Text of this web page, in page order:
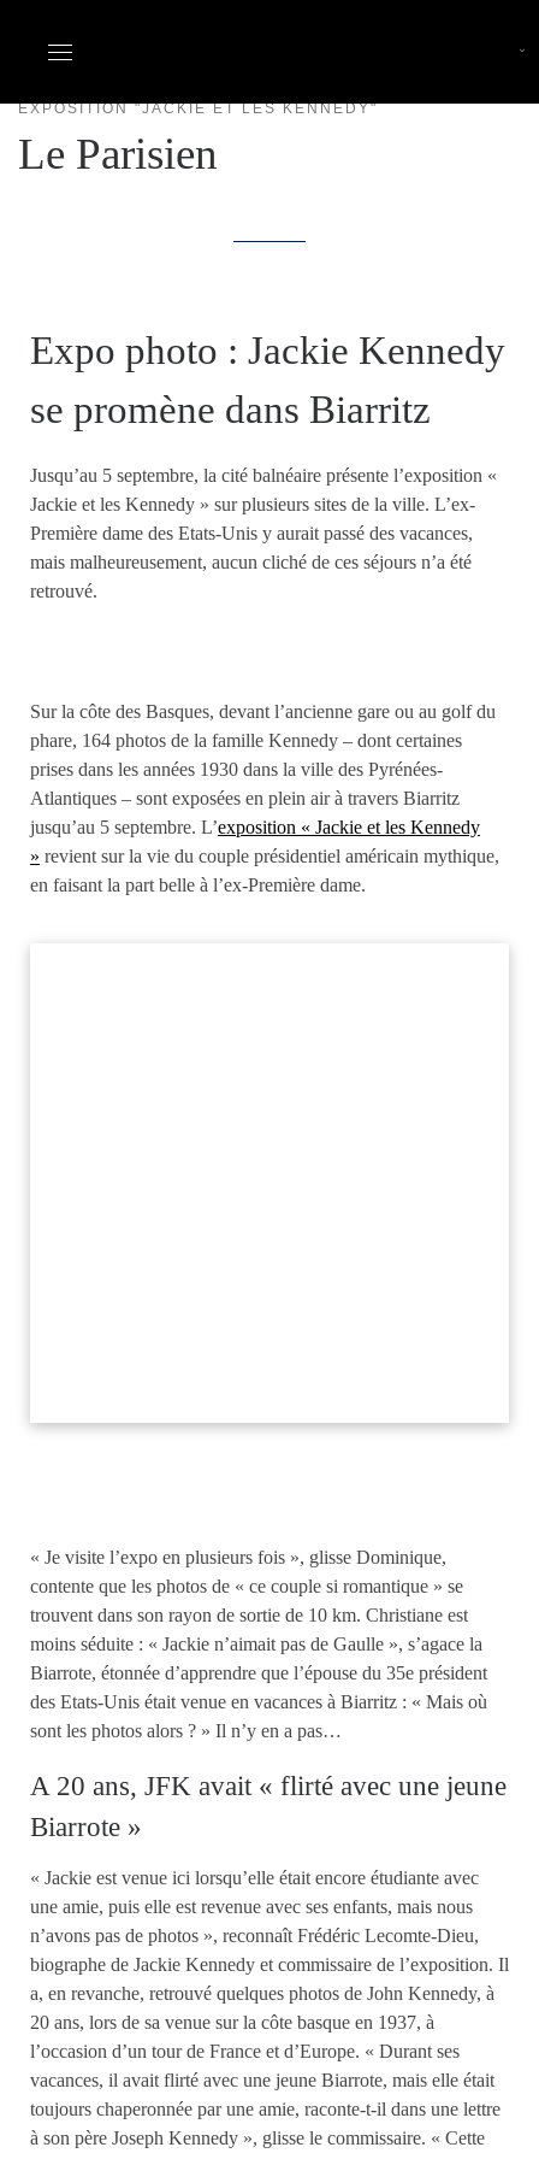
Accueil
EXPOSITION "JACKIE ET LES KENNEDY"
Le Parisien
Expo photo : Jackie Kennedy
se promène dans Biarritz
Jusqu’au 5 septembre, la cité balnéaire présente l’exposition «
Jackie et les Kennedy » sur plusieurs sites de la ville. L’ex-
Première dame des Etats-Unis y aurait passé des vacances,
mais malheureusement, aucun cliché de ces séjours n’a été
retrouvé.
Sur la côte des Basques, devant l’ancienne gare ou au golf du
phare, 164 photos de la famille Kennedy – dont certaines
prises dans les années 1930 dans la ville des Pyrénées-
Atlantiques – sont exposées en plein air à travers Biarritz
jusqu’au 5 septembre. L’exposition « Jackie et les Kennedy
» revient sur la vie du couple présidentiel américain mythique,
en faisant la part belle à l’ex-Première dame.
« Je visite l’expo en plusieurs fois », glisse Dominique,
contente que les photos de « ce couple si romantique » se
trouvent dans son rayon de sortie de 10 km. Christiane est
moins séduite : « Jackie n’aimait pas de Gaulle », s’agace la
Biarrote, étonnée d’apprendre que l’épouse du 35e président
des Etats-Unis était venue en vacances à Biarritz : « Mais où
sont les photos alors ? » Il n’y en a pas…
A 20 ans, JFK avait « flirté avec une jeune
Biarrote »
« Jackie est venue ici lorsqu’elle était encore étudiante avec
une amie, puis elle est revenue avec ses enfants, mais nous
n’avons pas de photos », reconnaît Frédéric Lecomte-Dieu,
biographe de Jackie Kennedy et commissaire de l’exposition. Il
a, en revanche, retrouvé quelques photos de John Kennedy, à
20 ans, lors de sa venue sur la côte basque en 1937, à
l’occasion d’un tour de France et d’Europe. « Durant ses
vacances, il avait flirté avec une jeune Biarrote, mais elle était
toujours chaperonnée par une amie, raconte-t-il dans une lettre
à son père Joseph Kennedy », glisse le commissaire. « Cette